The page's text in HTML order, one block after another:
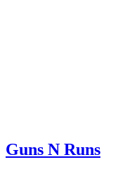
Guns N Runs